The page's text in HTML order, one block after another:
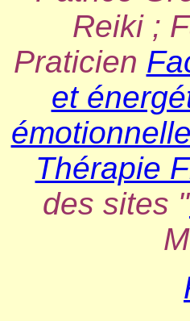
Reiki ;
Praticien
et
Thérapie
des sites "